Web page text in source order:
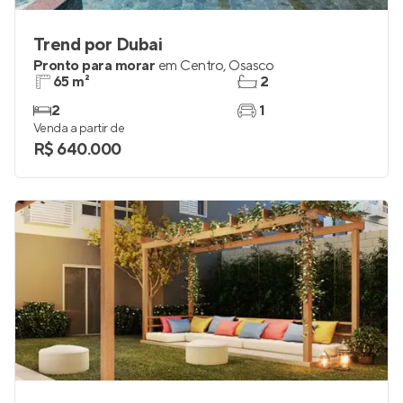
Trend por Dubai
Pronto para morar em Centro, Osasco
65 m²
2
2
1
Venda a partir de
R$ 640.000